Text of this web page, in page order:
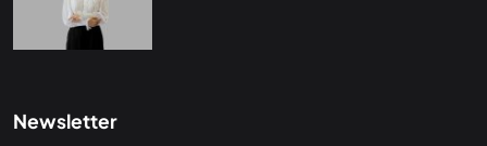
Newsletter